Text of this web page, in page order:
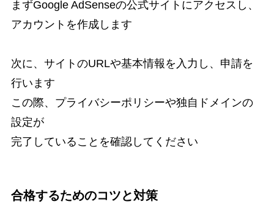
まずGoogle AdSenseの公式サイトにアクセスし、
アカウントを作成します
次に、サイトのURLや基本情報を入力し、申請を
行います
この際、プライバシーポリシーや独自ドメインの
設定が
完了していることを確認してください
合格するためのコツと対策